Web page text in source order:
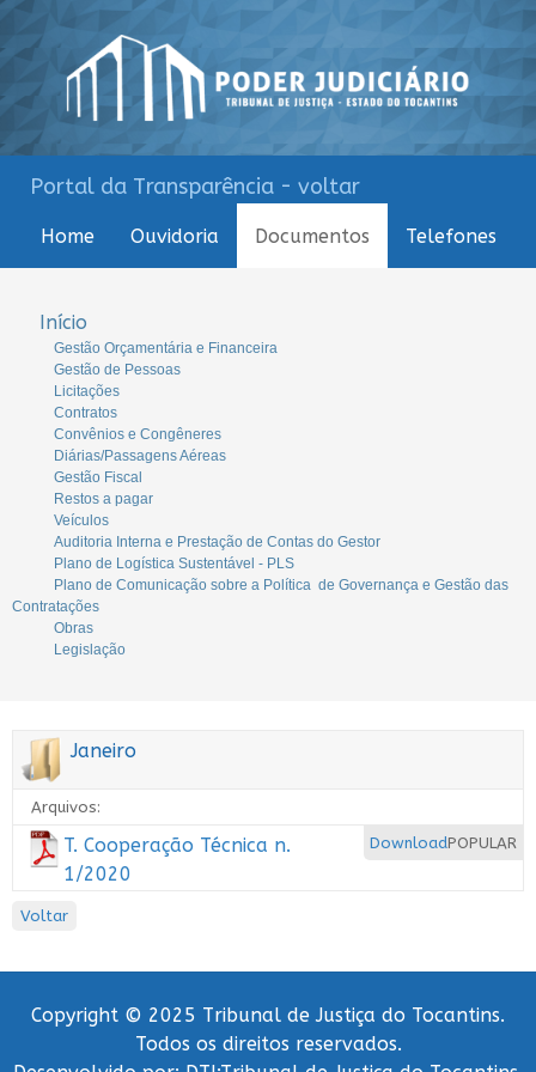
Portal da Transparência - voltar
Home Ouvidoria Documentos Telefones
Início
Gestão Orçamentária e Financeira
Gestão de Pessoas
Licitações
Contratos
Convênios e Congêneres
Diárias/Passagens Aéreas
Gestão Fiscal
Restos a pagar
Veículos
Auditoria Interna e Prestação de Contas do Gestor
Plano de Logística Sustentável - PLS
Plano de Comunicação sobre a Política de Governança e Gestão das
Contratações
Obras
Legislação
Janeiro
Arquivos:
POPULAR
Download
T. Cooperação Técnica n.
1/2020
Voltar
Copyright © 2025 Tribunal de Justiça do Tocantins.
Todos os direitos reservados.